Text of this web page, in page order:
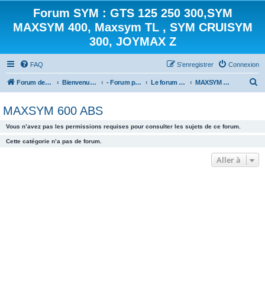
Forum SYM : GTS 125 250 300,SYM
MAXSYM 400, Maxsym TL , SYM CRUISYM
300, JOYMAX Z
FAQ Connexion
S’enregistrer
Forum des scooters SYM - GTS -MAXSYM - CRUISYM - JOYMAX - Maxsym TL Bienvenue sur le forum des scooters de la gamme SYM - Forum principal - Le forum des Scooters SYM MAXSYM 600 ABS
r
c
MAXSYM 600 ABS
Vous n’avez pas les permissions requises pour consulter les sujets de ce forum.
Cette catégorie n’a pas de forum.
Aller à